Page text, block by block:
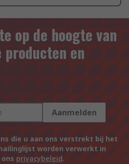
op de hoogte van
producten en
Aanmelden
die u aan ons verstrekt bij het
worden verwerkt in
privacybeleid.